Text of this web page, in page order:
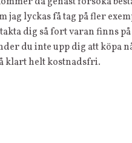
jag lyckas få tag på fler
dig så fort varan finns
du inte upp dig att köpa
klart helt kostnadsfri.